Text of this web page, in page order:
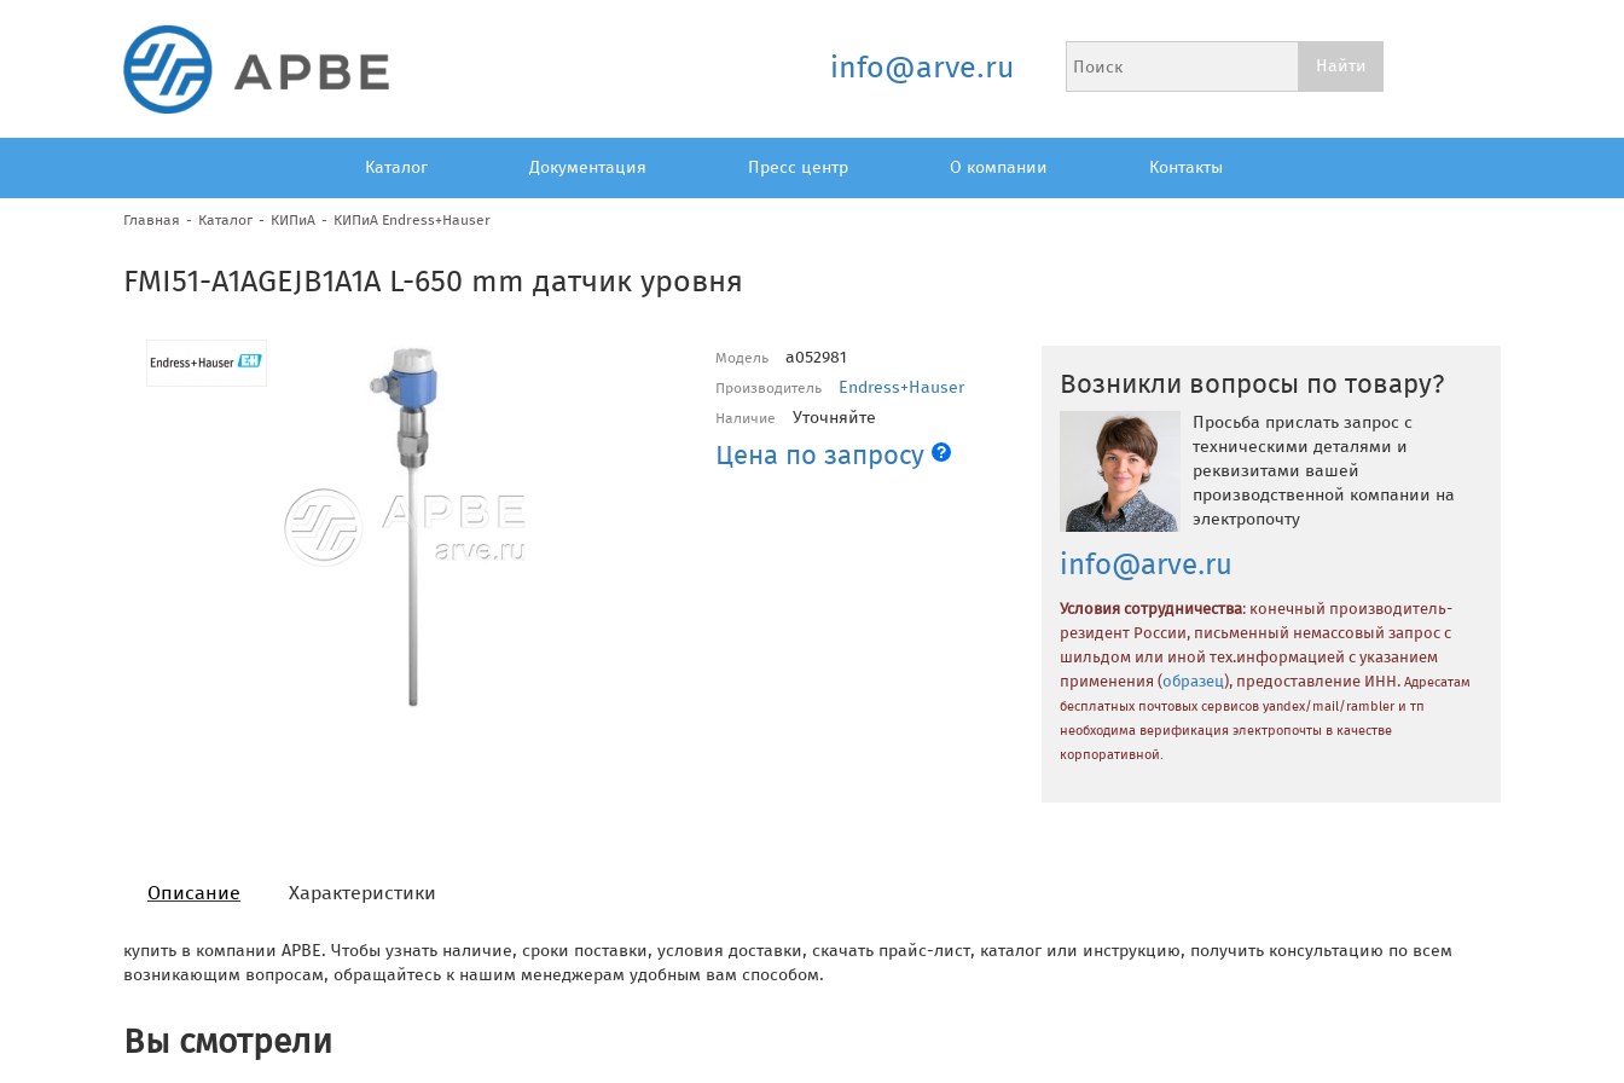
info@arve.ru
Каталог Документация Пресс центр О компании Контакты
Главная Каталог КИПиА КИПиА Endress+Hauser
FMI51-A1AGEJB1A1A L-650 mm датчик уровня
Модель a052981
Производитель Endress+Hauser
Наличие Уточняйте
Цена по запросу
Возникли вопросы по товару?
Просьба прислать запрос с
техническими деталями и
реквизитами вашей
производственной компании на
электропочту
info@arve.ru
Условия сотрудничества: конечный производитель-
резидент России, письменный немассовый запрос с
шильдом или иной тех.информацией с указанием
применения (образец), предоставление ИНН. Адресатам
бесплатных почтовых сервисов yandex/mail/rambler и тп
необходима верификация электропочты в качестве
корпоративной.
Описание Характеристики
купить в компании АРВЕ. Чтобы узнать наличие, сроки поставки, условия доставки, скачать прайс-лист, каталог или инструкцию, получить консультацию по всем
возникающим вопросам, обращайтесь к нашим менеджерам удобным вам способом.
Вы смотрели